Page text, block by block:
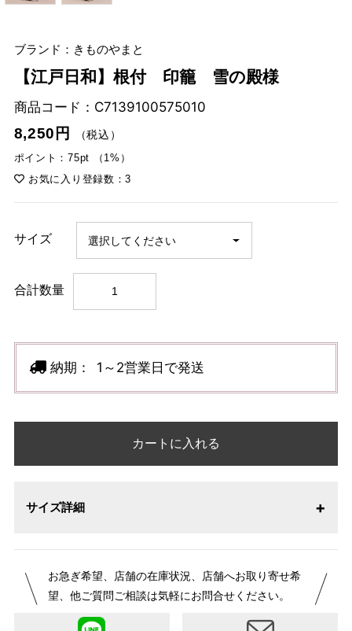
ブランド：きものやまと
【江戸日和】根付 印籠 雪の殿様
商品コード： C7139100575010
8,250円
（税込）
ポイント：75pt （1%）
お気に入り登録数：3
サイズ
合計数量
納期： 1～2営業日で発送
カートに入れる
サイズ詳細
お急ぎ希望、店舗の在庫状況、店舗へお取り寄せ希
望、他ご質問ご相談は気軽にお問合せください。